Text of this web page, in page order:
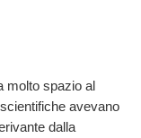
molto spazio al
avevano
dalla